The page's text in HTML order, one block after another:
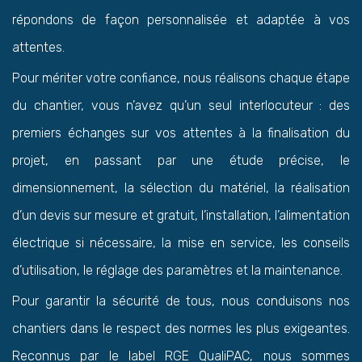
répondons de façon personnalisée et adaptée à vos
attentes.
Pour mériter votre confiance, nous réalisons chaque étape
du chantier, vous n’avez qu’un seul interlocuteur : des
premiers échanges sur vos attentes à la finalisation du
projet, en passant par une étude précise, le
dimensionnement, la sélection du matériel, la réalisation
d’un devis sur mesure et gratuit, l’installation, l’alimentation
électrique si nécessaire, la mise en service, les conseils
d’utilisation, le réglage des paramètres et la maintenance.
Pour garantir la sécurité de tous, nous conduisons nos
chantiers dans le respect des normes les plus exigeantes.
Reconnus par le label RGE QualiPAC, nous sommes